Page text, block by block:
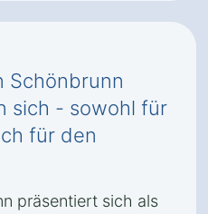
Schönbrunn
sich - sowohl für
für den
präsentiert sich als